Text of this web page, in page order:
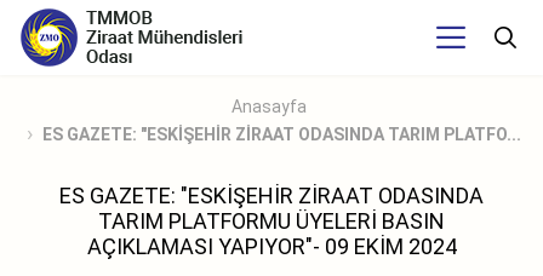
Anasayfa
ES GAZETE: "ESKİŞEHİR ZİRAAT ODASINDA TARIM PLATFO...
ES GAZETE: "ESKİŞEHİR ZİRAAT ODASINDA
TARIM PLATFORMU ÜYELERİ BASIN
AÇIKLAMASI YAPIYOR"- 09 EKİM 2024